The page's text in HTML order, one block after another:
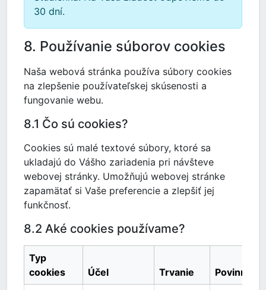
30 dní.
8. Používanie súborov cookies
Naša webová stránka používa súbory cookies
na zlepšenie používateľskej skúsenosti a
fungovanie webu.
8.1 Čo sú cookies?
Cookies sú malé textové súbory, ktoré sa
ukladajú do Vášho zariadenia pri návšteve
webovej stránky. Umožňujú webovej stránke
zapamätať si Vaše preferencie a zlepšiť jej
funkčnosť.
8.2 Aké cookies používame?
Typ
cookies
Účel Trvanie Povinné